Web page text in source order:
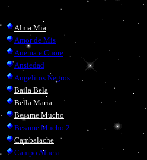
Alma Mia
Amor de Mis
Anema e Cuore
Ansiedad
Angelitos Negros
Baila Bela
Bella Maria
Besame Mucho
Besame Mucho 2
Cambalache
Campo Afuera